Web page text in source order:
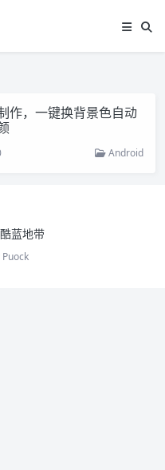
作，一键换背景色自动
Android
蓝地带
Puock